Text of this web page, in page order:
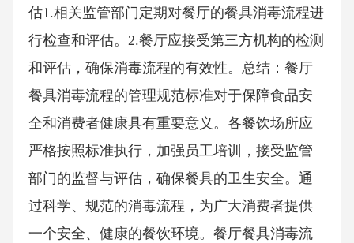
估1.相关监管部门定期对餐厅的餐具消毒流程进
行检查和评估。2.餐厅应接受第三方机构的检测
和评估，确保消毒流程的有效性。总结：餐厅
餐具消毒流程的管理规范标准对于保障食品安
全和消费者健康具有重要意义。各餐饮场所应
严格按照标准执行，加强员工培训，接受监管
部门的监督与评估，确保餐具的卫生安全。通
过科学、规范的消毒流程，为广大消费者提供
一个安全、健康的餐饮环境。餐厅餐具消毒流